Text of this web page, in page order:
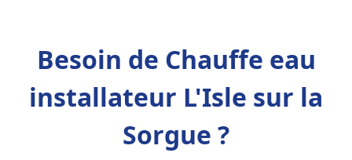
Besoin de Chauffe eau
installateur L'Isle sur la
Sorgue ?